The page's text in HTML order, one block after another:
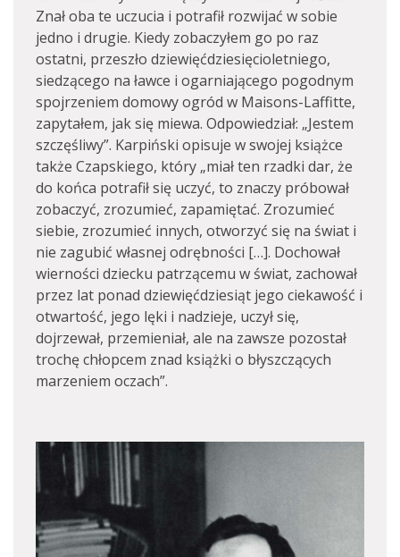
Znał oba te uczucia i potrafił rozwijać w sobie
jedno i drugie. Kiedy zobaczyłem go po raz
ostatni, przeszło dziewięćdziesięcioletniego,
siedzącego na ławce i ogarniającego pogodnym
spojrzeniem domowy ogród w Maisons-Laffitte,
zapytałem, jak się miewa. Odpowiedział: „Jestem
szczęśliwy”. Karpiński opisuje w swojej książce
także Czapskiego, który „miał ten rzadki dar, że
do końca potrafił się uczyć, to znaczy próbował
zobaczyć, zrozumieć, zapamiętać. Zrozumieć
siebie, zrozumieć innych, otworzyć się na świat i
nie zagubić własnej odrębności […]. Dochował
wierności dziecku patrzącemu w świat, zachował
przez lat ponad dziewięćdziesiąt jego ciekawość i
otwartość, jego lęki i nadzieje, uczył się,
dojrzewał, przemieniał, ale na zawsze pozostał
trochę chłopcem znad książki o błyszczących
marzeniem oczach”.